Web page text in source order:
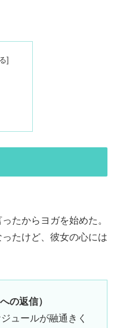
たからヨガを始めた。
たけど、彼女の心には
の返信）
ュールが融通きく